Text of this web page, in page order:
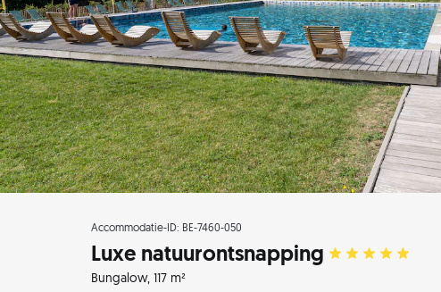
Accommodatie-ID: BE-7460-050
Luxe natuurontsnapping
Bungalow, 117 m²